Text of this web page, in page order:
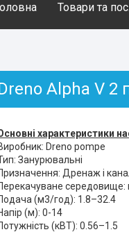
Товари та
Alpha V 2
характеристики
Dreno pompe
Занурювальні
Дренаж і
середовище:
(м3/год): 1.8–32.4
(м): 0-14
(кВТ): 0.56–1.5